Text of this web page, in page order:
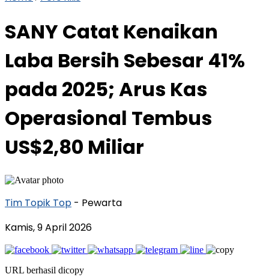
SANY Catat Kenaikan
Laba Bersih Sebesar 41%
pada 2025; Arus Kas
Operasional Tembus
US$2,80 Miliar
Tim Topik Top - Pewarta
Kamis, 9 April 2026
URL berhasil dicopy